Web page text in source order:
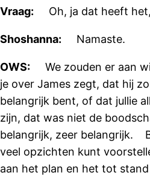
Vraag: Oh, ja dat heeft
Shoshanna: Namaste.
OWS: We zouden er aan
je over James zegt, dat hij
belangrijk bent, of dat jullie
zijn, dat was niet de
belangrijk, zeer belangrijk.
veel opzichten kunt
aan het plan en het tot